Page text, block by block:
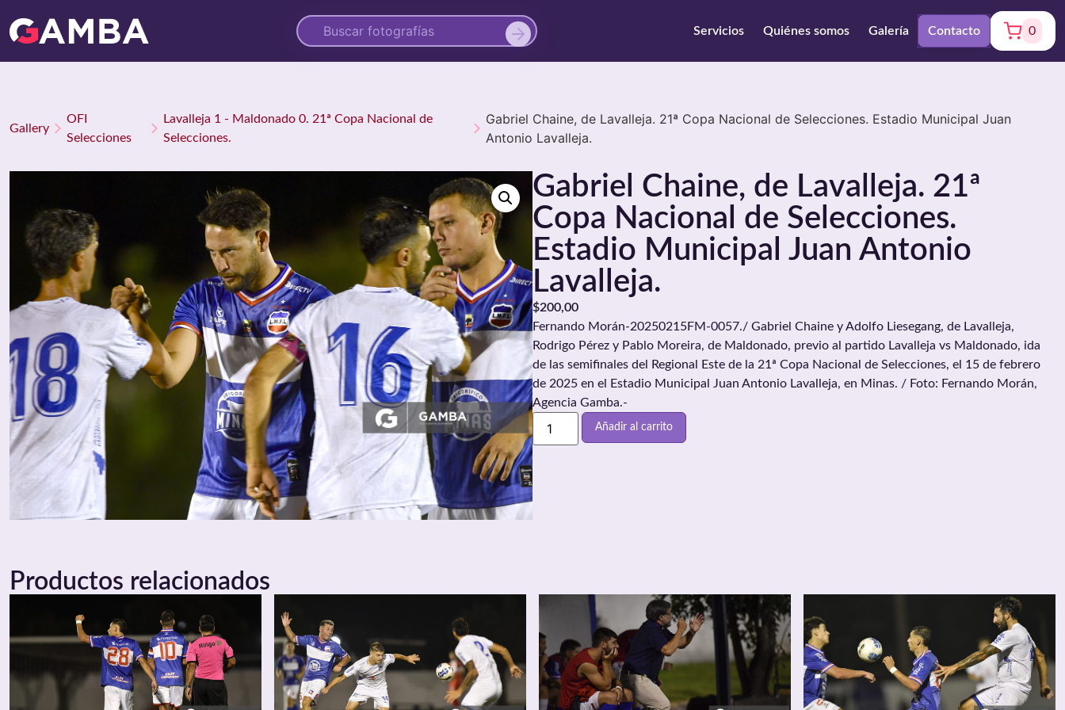
Servicios Quiénes somos Galería Contacto 0
Gallery
OFI
Selecciones
Lavalleja 1 - Maldonado 0. 21ª Copa Nacional de
Selecciones.
Gabriel Chaine, de Lavalleja. 21ª Copa Nacional de Selecciones. Estadio Municipal Juan
Antonio Lavalleja.
Gabriel Chaine, de Lavalleja. 21ª
Copa Nacional de Selecciones.
Estadio Municipal Juan Antonio
Lavalleja.
$200,00
Fernando Morán-20250215FM-0057./ Gabriel Chaine y Adolfo Liesegang, de Lavalleja,
Rodrigo Pérez y Pablo Moreira, de Maldonado, previo al partido Lavalleja vs Maldonado, ida
de las semifinales del Regional Este de la 21ª Copa Nacional de Selecciones, el 15 de febrero
de 2025 en el Estadio Municipal Juan Antonio Lavalleja, en Minas. / Foto: Fernando Morán,
Agencia Gamba.-
Añadir al carrito
Productos relacionados